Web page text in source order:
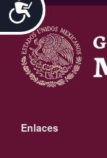
Enlaces